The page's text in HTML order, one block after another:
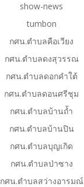
show-news
tumbon
กศน.ตำบลคือเวียง
กศน.ตำบลดงสุวรรณ
กศน.ตำบลดอกคำใต้
กศน.ตำบลดอนศรีชุม
กศน.ตำบลบ้านถ้ำ
กศน.ตำบลบ้านปิน
กศน.ตำบลบุญเกิด
กศน.ตำบลป่าซาง
กศน.ตำบลสว่างอารมณ์